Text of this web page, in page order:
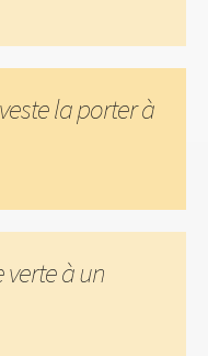
la porter à
verte à un